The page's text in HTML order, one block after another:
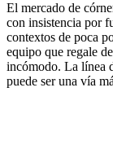
El mercado de
con insistencia por
contextos de poca
equipo que regale
incómodo. La línea
puede ser una vía